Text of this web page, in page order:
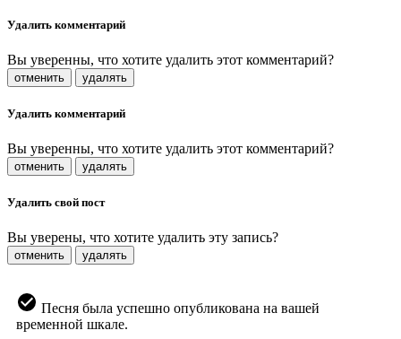
Удалить комментарий
Вы уверенны, что хотите удалить этот комментарий?
отменить удалять
Удалить комментарий
Вы уверенны, что хотите удалить этот комментарий?
отменить удалять
Удалить свой пост
Вы уверены, что хотите удалить эту запись?
отменить удалять
Песня была успешно опубликована на вашей
временной шкале.